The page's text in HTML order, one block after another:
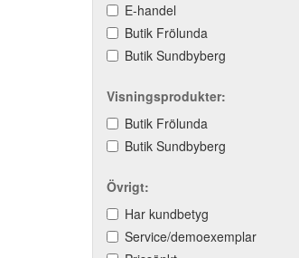
E-handel
Butik Frölunda
Butik Sundbyberg
Visningsprodukter:
Butik Frölunda
Butik Sundbyberg
Övrigt:
Har kundbetyg
Service/demoexemplar